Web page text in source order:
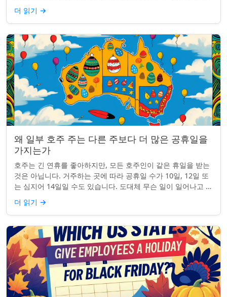
그런 걸까요? 간단한 통찰...
더 읽기 →
왜 일부 호주 주는 다른 주보다 더 많은 공휴일을
가지는가
호주는 긴 연휴를 좋아하지만, 모든 호주인이 같은 휴일을 받는
것은 아닙니다. 거주하는 곳에 따라 공휴일 수가 10일, 12일 또
는 심지어 14일일 수도 있습니다. 도대체 무슨 일이 일어나고 있
는 걸까요? 왜 일부 ...
더 읽기 →